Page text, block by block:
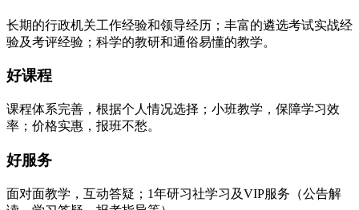
长期的行政机关工作经验和领导经历；丰富的遴选考试实战经
验及考评经验；科学的教研和通俗易懂的教学。
好课程
课程体系完善，根据个人情况选择；小班教学，保障学习效
率；价格实惠，报班不愁。
好服务
面对面教学，互动答疑；1年研习社学习及VIP服务（公告解